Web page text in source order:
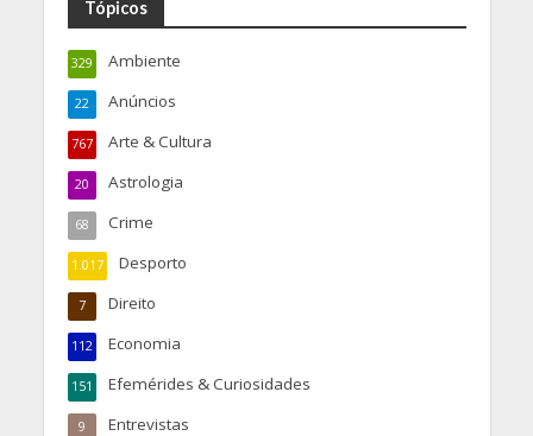
Tópicos
Ambiente
329
Anúncios
22
Arte & Cultura
767
Astrologia
20
Crime
68
Desporto
1.017
Direito
7
Economia
112
Efemérides & Curiosidades
151
Entrevistas
9